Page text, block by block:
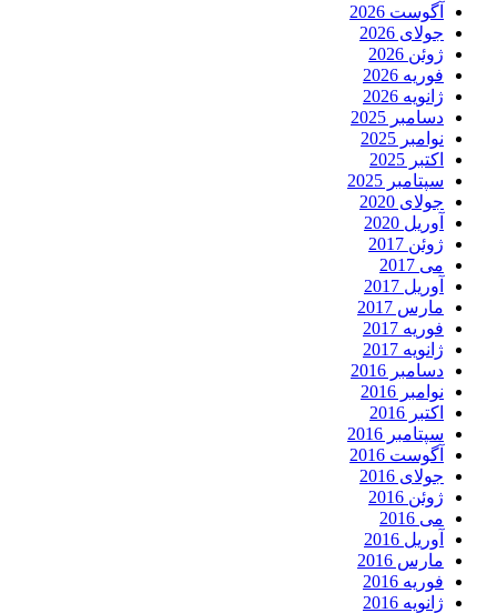
آگوست 2026
جولای 2026
ژوئن 2026
فوریه 2026
ژانویه 2026
دسامبر 2025
نوامبر 2025
اکتبر 2025
سپتامبر 2025
جولای 2020
آوریل 2020
ژوئن 2017
می 2017
آوریل 2017
مارس 2017
فوریه 2017
ژانویه 2017
دسامبر 2016
نوامبر 2016
اکتبر 2016
سپتامبر 2016
آگوست 2016
جولای 2016
ژوئن 2016
می 2016
آوریل 2016
مارس 2016
فوریه 2016
ژانویه 2016